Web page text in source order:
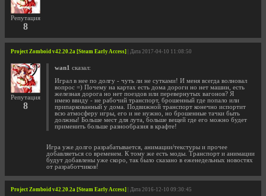
Репутация
8
Project Zomboid v42.20.2a [Steam Early Access] | Дата 2017-04-10 11:08:50
Репутация
8
wan1 сказал:
Играл в нее по долгу - чуть ли не сутками! И меня всегда волновал
вопрос =) Почему на картах есть дома дороги но нет машин, есть
железная дорога но нет поездов или перевернутых вагонов? Я
имею ввиду - не рабочий транспорт, брошенный где попало или
припаркованный у дома. Подвижной транспорт конечно испортит
всю атмосферу игры, его и не нужно, но брошенные тачки быть
должны! Больше мест для лута, больше вещей где его можно будет
применить больше разнообразия в крафте!
Игра уже долго разрабатывается, анимации/текстуры и прочее
добавляеться со временем. К тому же есть моды. Транспорт и анимации
будут добавлены уже скоро, так было сказано в еженедельных новостях
от разработчиков!
Project Zomboid v42.20.2a [Steam Early Access] | Дата 2016-12-10 09:30:45